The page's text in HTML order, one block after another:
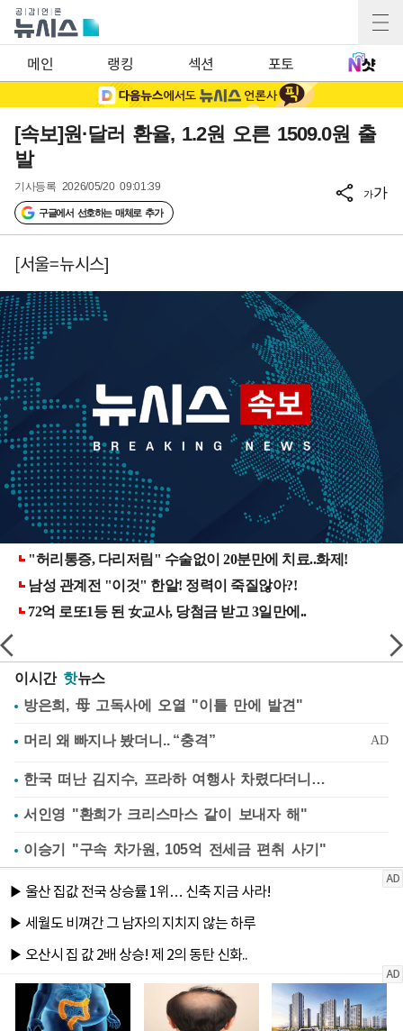
메인 랭킹 섹션 포토
[속보]원·달러 환율, 1.2원 오른 1509.0원 출
발
기사등록 2026/05/20 09:01:39
구글에서 선호하는 매체로 추가
가가
[서울=뉴시스]
이시간 핫뉴스
방은희, 母 고독사에 오열 "이틀 만에 발견"
한국 떠난 김지수, 프라하 여행사 차렸다더니…
서인영 "환희가 크리스마스 같이 보내자 해"
이승기 "구속 차가원, 105억 전세금 편취 사기"